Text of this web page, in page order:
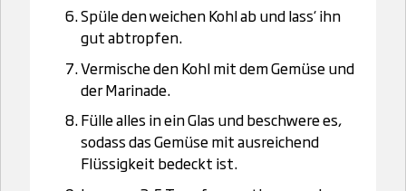
Spüle den weichen Kohl ab und lass‘ ihn
gut abtropfen.
Vermische den Kohl mit dem Gemüse und
der Marinade.
Fülle alles in ein Glas und beschwere es,
sodass das Gemüse mit ausreichend
Flüssigkeit bedeckt ist.